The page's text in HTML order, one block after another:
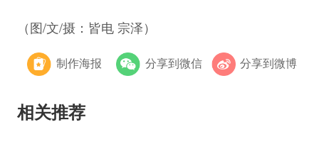
（图/文/摄：皆电 宗泽）
制作海报 分享到微信 分享到微博
相关推荐